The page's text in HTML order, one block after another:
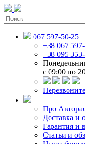
067 597-50-25
+38 067
+38 095
c 09:00 по
Про
Доставка и
Гарантия и
Статьи и